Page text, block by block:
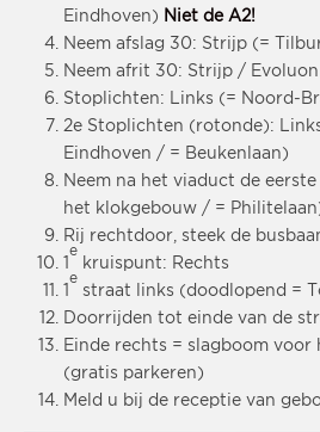
Eindhoven)
Niet de A2!
Neem afslag 30: Strijp (=
Neem afrit 30: Strijp / Evoluon
Stoplichten: Links (= Noord-
2e Stoplichten (rotonde):
Eindhoven / = Beukenlaan)
Neem na het viaduct de
het klokgebouw / =
Rij rechtdoor, steek de
e
kruispunt: Rechts
e
straat links (doodlopend =
Doorrijden tot einde van de
Einde rechts = slagboom voor
(gratis parkeren)
Meld u bij de receptie van